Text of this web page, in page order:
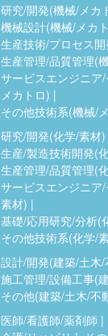
研究/開発(機械/メカ
機械設計(機械/メカ
生産技術/プロセス
生産管理/品質管理(
サービスエンジニア
メカトロ)
その他技術系(機械/
研究/開発(化学/素材)
生産/製造技術開発(
生産管理/品質管理(
サービスエンジニア
素材)
基礎/応用研究/分析(
その他技術系(化学/
設計/開発(建築/土木/
施工管理/設備工事(
その他(建築/土木/不
医師/看護師/薬剤師